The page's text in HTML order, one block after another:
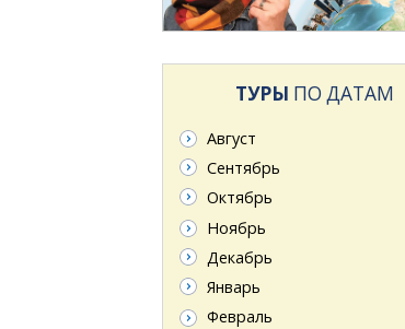
ТУРЫ ПО ДАТАМ
Август
Сентябрь
Октябрь
Ноябрь
Декабрь
Январь
Февраль